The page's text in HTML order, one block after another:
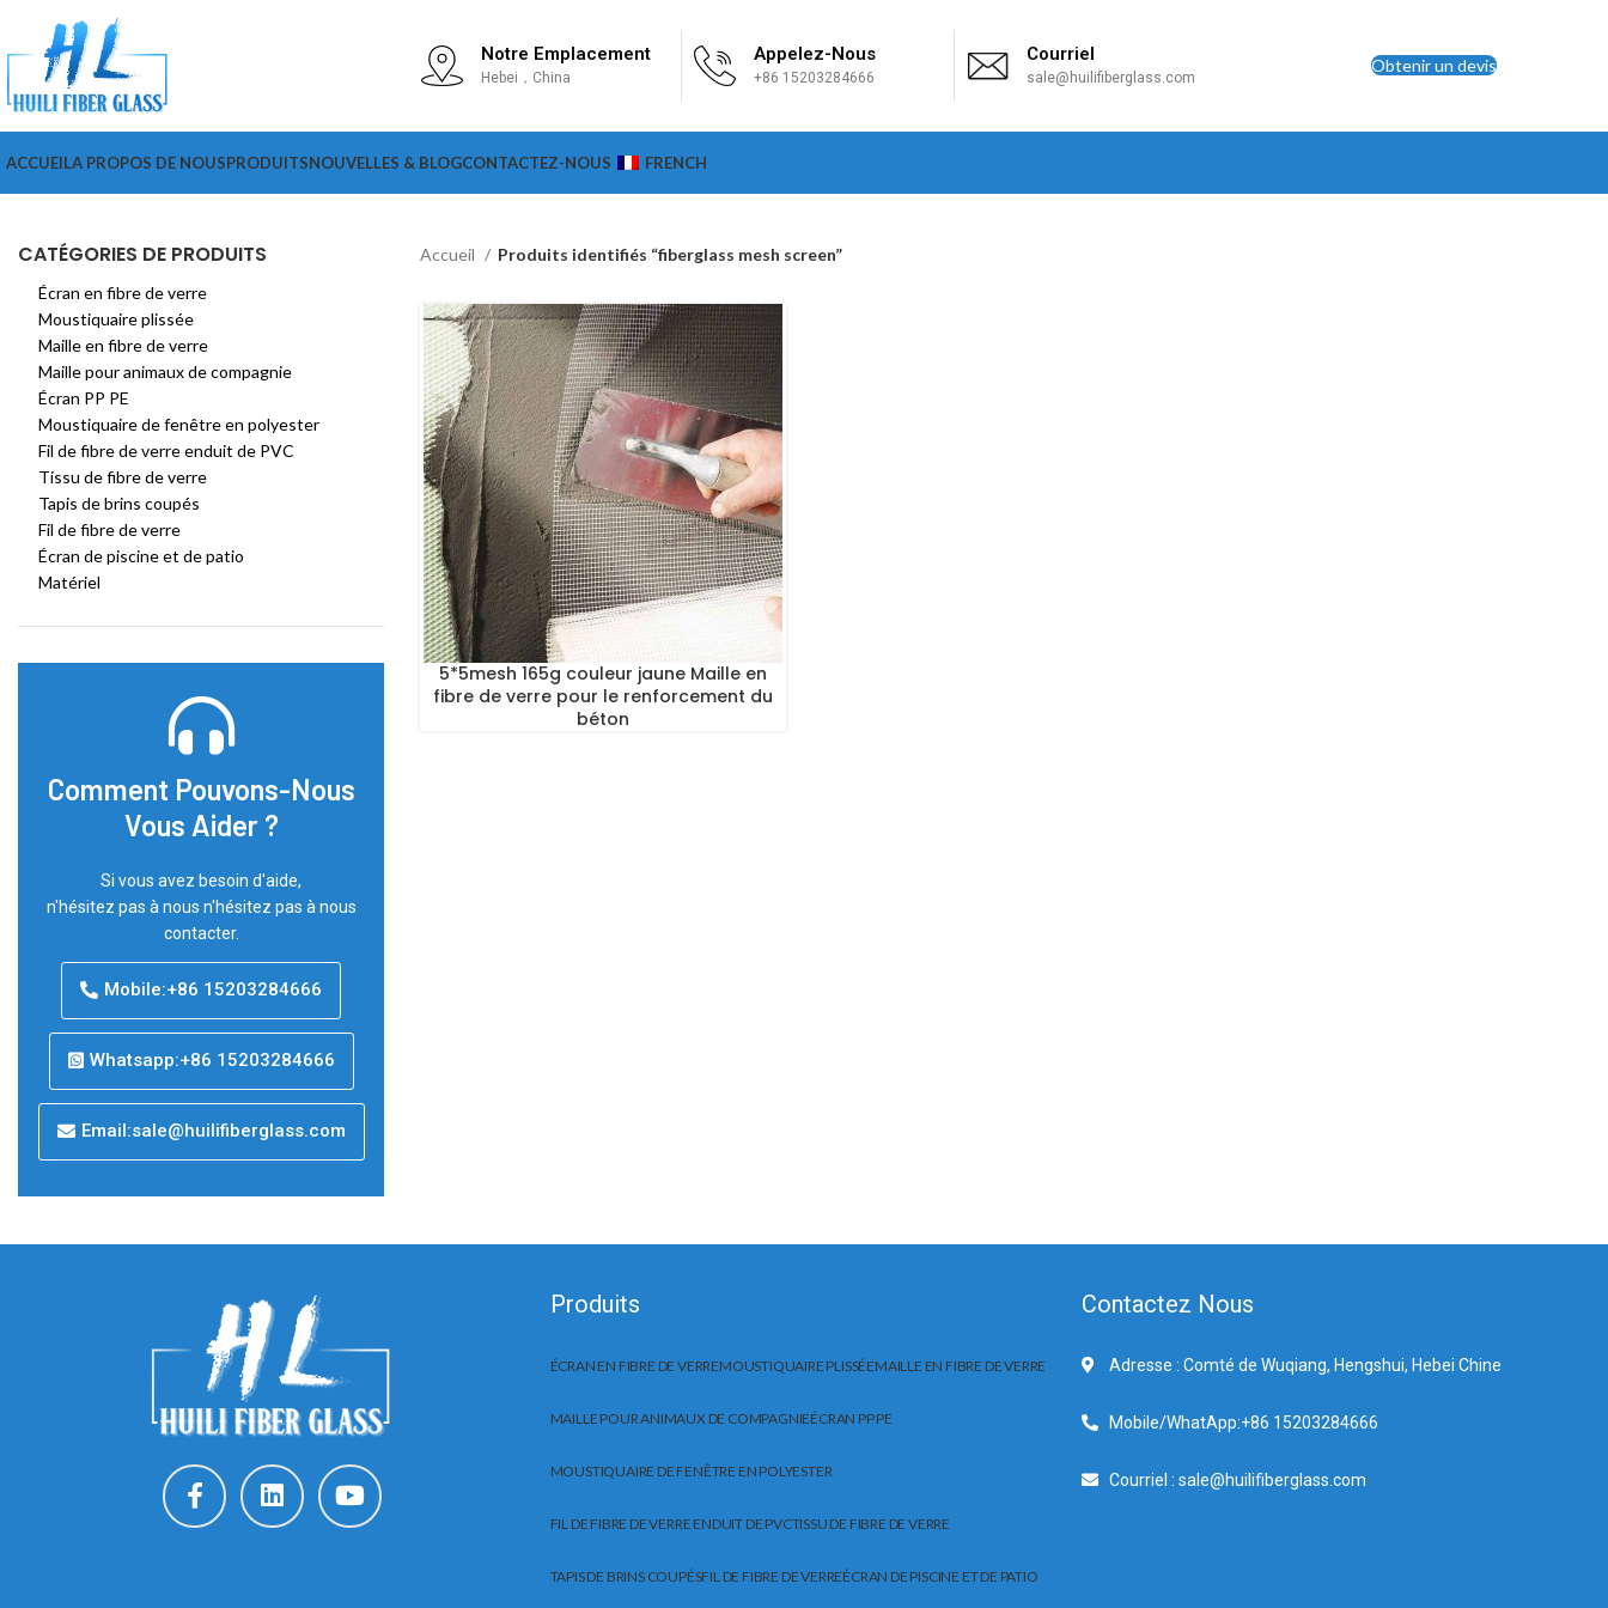
Notre Emplacement
Hebei，China
Appelez-Nous
+86 15203284666
Courriel
sale@huilifiberglass.com
Obtenir un devis
ACCUEILA PROPOS DE NOUSPRODUITSNOUVELLES & BLOGCONTACTEZ-NOUS FRENCH
CATÉGORIES DE PRODUITS
Écran en fibre de verre
Moustiquaire plissée
Maille en fibre de verre
Maille pour animaux de compagnie
Écran PP PE
Moustiquaire de fenêtre en polyester
Fil de fibre de verre enduit de PVC
Tissu de fibre de verre
Tapis de brins coupés
Fil de fibre de verre
Écran de piscine et de patio
Matériel
Comment Pouvons-Nous
Vous Aider ?
Si vous avez besoin d'aide,
n'hésitez pas à nous n'hésitez pas à nous
contacter.
Mobile:+86 15203284666
Whatsapp:+86 15203284666
Email:sale@huilifiberglass.com
Accueil Produits identifiés “fiberglass mesh screen”
5*5mesh 165g couleur jaune Maille en
fibre de verre pour le renforcement du
béton
Produits
ÉCRAN EN FIBRE DE VERREMOUSTIQUAIRE PLISSÉEMAILLE EN FIBRE DE VERRE
MAILLE POUR ANIMAUX DE COMPAGNIEÉCRAN PP PE
MOUSTIQUAIRE DE FENÊTRE EN POLYESTER
FIL DE FIBRE DE VERRE ENDUIT DE PVCTISSU DE FIBRE DE VERRE
TAPIS DE BRINS COUPÉSFIL DE FIBRE DE VERREÉCRAN DE PISCINE ET DE PATIO
Contactez Nous
Adresse : Comté de Wuqiang, Hengshui, Hebei Chine
Mobile/WhatApp:+86 15203284666
Courriel : sale@huilifiberglass.com